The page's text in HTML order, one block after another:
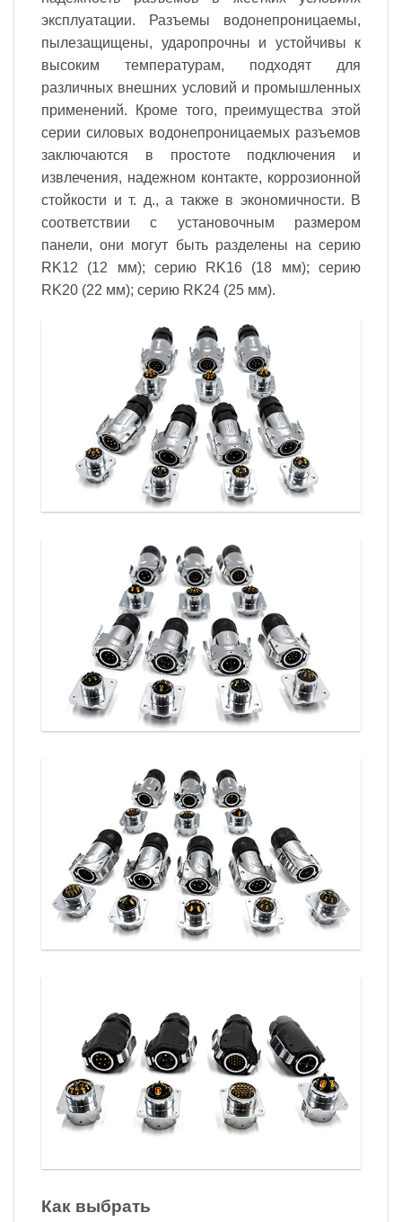
эксплуатации. Разъемы водонепроницаемы,
пылезащищены, ударопрочны и устойчивы к
высоким температурам, подходят для
различных внешних условий и промышленных
применений. Кроме того, преимущества этой
серии силовых водонепроницаемых разъемов
заключаются в простоте подключения и
извлечения, надежном контакте, коррозионной
стойкости и т. д., а также в экономичности. В
соответствии с установочным размером
панели, они могут быть разделены на серию
RK12 (12 мм); серию RK16 (18 мм); серию
RK20 (22 мм); серию RK24 (25 мм).
Как выбрать